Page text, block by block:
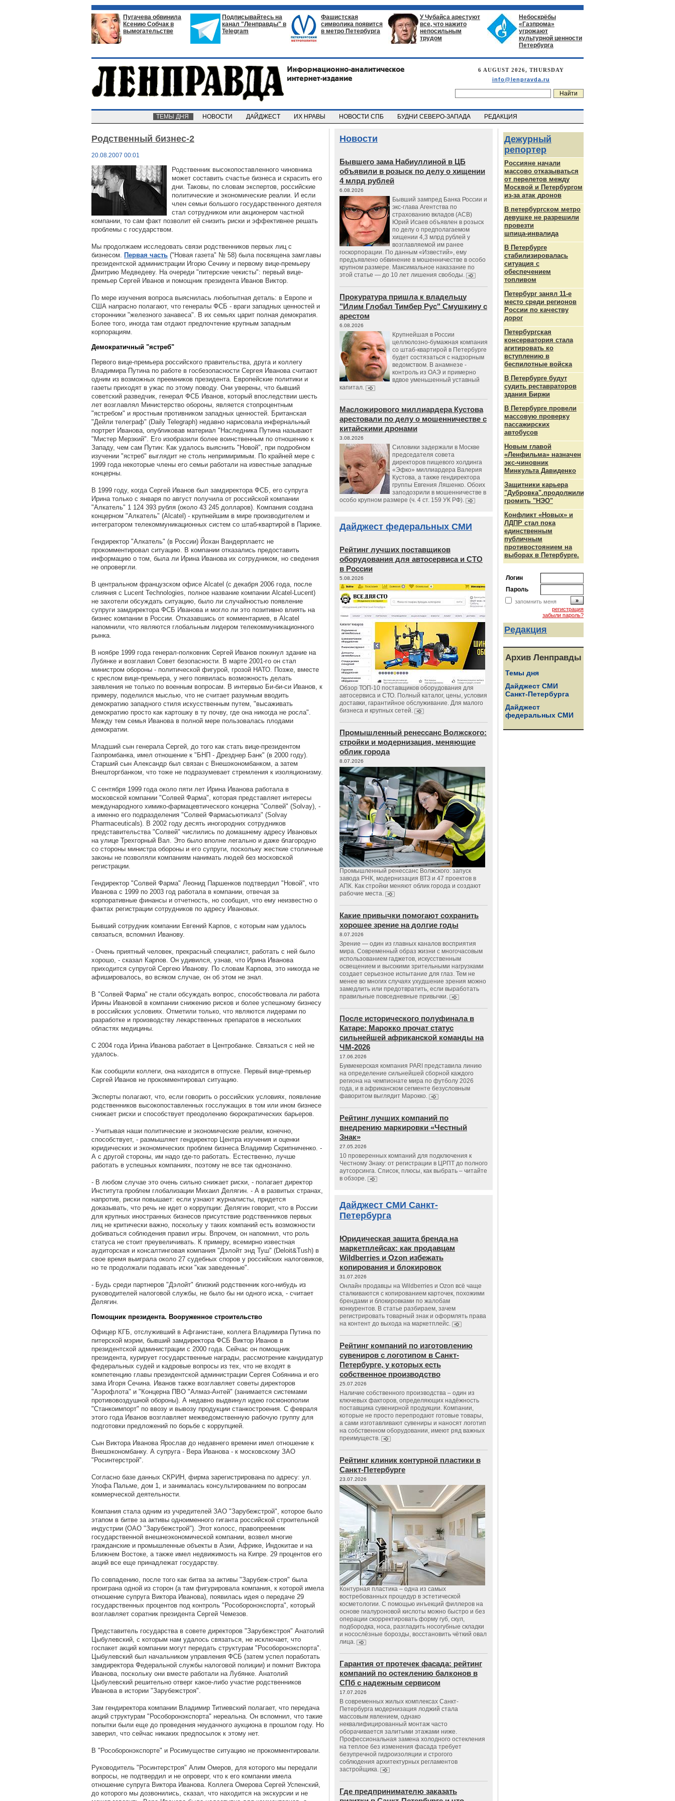
Пугачева обвинила
Ксению Собчак в
вымогательстве
Подписывайтесь на
канал "Ленправды" в
Telegram
Фашистская
символика появится
в метро Петербурга
У Чубайса арестуют
все, что нажито
непосильным
трудом
Небоскрёбы
«Газпрома»
угрожают
культурной ценности
Петербурга
6 AUGUST 2026, THURSDAY
info@lenpravda.ru
ТЕМЫ ДНЯ НОВОСТИ ДАЙДЖЕСТ ИХ НРАВЫ НОВОСТИ СПБ БУДНИ СЕВЕРО-ЗАПАДА РЕДАКЦИЯ
Родственный бизнес-2
20.08.2007 00:01
Родственник высокопоставленного чиновника
может составить счастье бизнеса и скрасить его
дни. Таковы, по словам экспертов, российские
политические и экономические реалии. И если
член семьи большого государственного деятеля
стал сотрудником или акционером частной
компании, то сам факт позволит ей снизить риски и эффективнее решать
проблемы с государством.
Мы продолжаем исследовать связи родственников первых лиц с
бизнесом. Первая часть ("Новая газета" № 58) была посвящена замглавы
президентской администрации Игорю Сечину и первому вице-премьеру
Дмитрию Медведеву. На очереди "питерские чекисты": первый вице-
премьер Сергей Иванов и помощник президента Иванов Виктор.
По мере изучения вопроса выяснилась любопытная деталь: в Европе и
США напрасно полагают, что генералы ФСБ - враги западных ценностей и
сторонники "железного занавеса". В их семьях царит полная демократия.
Более того, иногда там отдают предпочтение крупным западным
корпорациям.
Демократичный "ястреб"
Первого вице-премьера российского правительства, друга и коллегу
Владимира Путина по работе в госбезопасности Сергея Ивановасчитают
одним из возможных преемников президента. Европейские политики и
газеты приходят в ужас по этому поводу. Они уверены, что бывший
советский разведчик, генерал ФСБ Иванов, который впоследствии шесть
лет возглавлял Министерство обороны, является стопроцентным
"ястребом" и яростным противником западных ценностей. Британская
"Дейли телеграф" (Daily Telegraph) недавно нарисовала инфернальный
портрет Иванова, опубликовав материал "Наследника Путина называют
"Мистер Мерзкий". Его изобразили более воинственным по отношению к
Западу, чем сам Путин: Как удалось выяснить "Новой", при подробном
изучении "ястреб" выглядит не столь непримиримым. По крайней мере с
1999 года некоторые члены его семьи работали на известные западные
концерны.
В 1999 году, когда Сергей Иванов был замдиректора ФСБ, его супруга
Ирина только с января по август получила от российской компании
"Алкатель" 1 124 393 рубля (около 43 245 долларов). Компания создана
концерном "Алкатель" (Alcatel) - крупнейшим в мире производителем и
интегратором телекоммуникационных систем со штаб-квартирой в Париже.
Гендиректор "Алкатель" (в России) Йохан Вандерплаетс не
прокомментировал ситуацию. В компании отказались предоставить
информацию о том, была ли Ирина Иванова их сотрудником, но сведения
не опровергли.
В центральном французском офисе Alcatel (с декабря 2006 года, после
слияния с Lucent Technologies, полное название компании Alcatel-Lucent)
не захотели обсуждать ситуацию, было ли случайностью появление
супруги замдиректора ФСБ Иванова и могло ли это позитивно влиять на
бизнес компании в России. Отказавшись от комментариев, в Alcatel
напомнили, что являются глобальным лидером телекоммуникационного
рынка.
В ноябре 1999 года генерал-полковник Сергей Иванов покинул здание на
Лубянке и возглавил Совет безопасности. В марте 2001-го он стал
министром обороны - политической фигурой, грозой НАТО. Позже, вместе
с креслом вице-премьера, у него появилась возможность делать
заявления не только по военным вопросам. В интервью Би-би-си Иванов, к
примеру, поделился мыслью, что не считает разумным вводить
демократию западного стиля искусственным путем, "высаживать
демократию просто как картошку в ту почву, где она никогда не росла".
Между тем семья Иванова в полной мере пользовалась плодами
демократии.
Младший сын генерала Сергей, до того как стать вице-президентом
Газпромбанка, имел отношение к "БНП - Дрезднер Банк" (в 2000 году).
Старший сын Александр был связан с Внешэкономбанком, а затем
Внешторгбанком, что тоже не подразумевает стремления к изоляционизму.
С сентября 1999 года около пяти лет Ирина Иванова работала в
московской компании "Солвей Фарма", которая представляет интересы
международного химико-фармацевтического концерна "Солвей" (Solvay), -
а именно его подразделения "Солвей Фармасьютикалз" (Solvay
Pharmaceuticals). В 2002 году десять иногородних сотрудников
представительства "Солвей" числились по домашнему адресу Ивановых
на улице Трехгорный Вал. Это было вполне легально и даже благородно
со стороны министра обороны и его супруги, поскольку жесткие столичные
законы не позволяли компаниям нанимать людей без московской
регистрации.
Гендиректор "Солвей Фарма" Леонид Паршенков подтвердил "Новой", что
Иванова с 1999 по 2003 год работала в компании, отвечая за
корпоративные финансы и отчетность, но сообщил, что ему неизвестно о
фактах регистрации сотрудников по адресу Ивановых.
Бывший сотрудник компании Евгений Карпов, с которым нам удалось
связаться, вспомнил Иванову.
- Очень приятный человек, прекрасный специалист, работать с ней было
хорошо, - сказал Карпов. Он удивился, узнав, что Ирина Иванова
приходится супругой Сергею Иванову. По словам Карпова, это никогда не
афишировалось, во всяком случае, он об этом не знал.
В "Солвей Фарма" не стали обсуждать вопрос, способствовала ли работа
Ирины Ивановой в компании снижению рисков и более успешному бизнесу
в российских условиях. Отметили только, что являются лидерами по
разработке и производству лекарственных препаратов в нескольких
областях медицины.
С 2004 года Ирина Иванова работает в Центробанке. Связаться с ней не
удалось.
Как сообщили коллеги, она находится в отпуске. Первый вице-премьер
Сергей Иванов не прокомментировал ситуацию.
Эксперты полагают, что, если говорить о российских условиях, появление
родственников высокопоставленных госслужащих в том или ином бизнесе
снижает риски и способствует преодолению бюрократических барьеров.
- Учитывая наши политические и экономические реалии, конечно,
способствует, - размышляет гендиректор Центра изучения и оценки
юридических и экономических проблем бизнеса Владимир Скрипниченко. -
А с другой стороны, им надо где-то работать. Естественно, лучше
работать в успешных компаниях, поэтому не все так однозначно.
- В любом случае это очень сильно снижает риски, - полагает директор
Института проблем глобализации Михаил Делягин. - А в развитых странах,
напротив, риски повышает: если узнают журналисты, придется
доказывать, что речь не идет о коррупции: Делягин говорит, что в России
для крупных иностранных бизнесов присутствие родственников первых
лиц не критически важно, поскольку у таких компаний есть возможности
добиваться соблюдения правил игры. Впрочем, он напомнил, что роль
статуса не стоит преувеличивать. К примеру, всемирно известная
аудиторская и консалтинговая компания "Дэлойт энд Туш" (Deloit&Tush) в
свое время выиграла около 27 судебных споров у российских налоговиков,
но те продолжали подавать иски "как заведенные".
- Будь среди партнеров "Дэлойт" близкий родственник кого-нибудь из
руководителей налоговой службы, не было бы ни одного иска, - считает
Делягин.
Помощник президента. Вооруженное строительство
Офицер КГБ, отслуживший в Афганистане, коллега Владимира Путина по
питерской мэрии, бывший замдиректора ФСБ Виктор Иванов в
президентской администрации с 2000 года. Сейчас он помощник
президента, курирует государственные награды, рассмотрение кандидатур
федеральных судей и кадровые вопросы из тех, что не входят в
компетенцию главы президентской администрации Сергея Собянина и его
зама Игоря Сечина. Иванов также возглавляет советы директоров
"Аэрофлота" и "Концерна ПВО "Алмаз-Антей" (занимается системами
противовоздушной обороны). А недавно выдвинул идею госмонополии
"Станкоимпорт" по ввозу и вывозу продукции станкостроения. С февраля
этого года Иванов возглавляет межведомственную рабочую группу для
подготовки предложений по борьбе с коррупцией.
Сын Виктора Иванова Ярослав до недавнего времени имел отношение к
Внешэкономбанку. А супруга - Вера Иванова - к московскому ЗАО
"Росинтерстрой".
Согласно базе данных СКРИН, фирма зарегистрирована по адресу: ул.
Улофа Пальме, дом 1, и занималась консультированием по вопросам
коммерческой деятельности.
Компания стала одним из учредителей ЗАО "Зарубежстрой", которое было
этапом в битве за активы одноименного гиганта российской строительной
индустрии (ОАО "Зарубежстрой"). Этот колосс, правопреемник
государственной внешнеэкономической компании, возвел многие
гражданские и промышленные объекты в Азии, Африке, Индокитае и на
Ближнем Востоке, а также имел недвижимость на Кипре. 29 процентов его
акций все еще принадлежат государству.
По совпадению, после того как битва за активы "Зарубеж-строя" была
проиграна одной из сторон (а там фигурировала компания, к которой имела
отношение супруга Виктора Иванова), появилась идея о передаче 29
государственных процентов под контроль "Рособоронэкспорта", который
возглавляет соратник президента Сергей Чемезов.
Представитель государства в совете директоров "Зарубежстроя" Анатолий
Цыбулевский, с которым нам удалось связаться, не исключает, что
госпакет акций компании могут передать структурам "Рособоронэкспорта".
Цыбулевский был начальником управления ФСБ (затем успел поработать
замдиректора Федеральной службы налоговой полиции) и помнит Виктора
Иванова, поскольку они вместе работали на Лубянке. Анатолий
Цыбулевский решительно отверг какое-либо участие родственников
Иванова в истории "Зарубежстроя".
Зам гендиректора компании Владимир Титиевский полагает, что передача
акций структурам "Рособоронэкспорта" нереальна. Он вспомнил, что такие
попытки были еще до проведения неудачного аукциона в прошлом году. Но
заверил, что сейчас никаких предпосылок к этому нет.
В "Рособоронэкспорте" и Росимуществе ситуацию не прокомментировали.
Руководитель "Росинтерстроя" Алим Омеров, для которого мы передали
вопросы, не подтвердил и не опроверг, что к его компании имела
отношение супруга Виктора Иванова. Коллега Омерова Сергей Успенский,
до которого мы дозвонились, сказал, что находится на экскурсии и не
Новости
Бывшего зама Набиуллиной в ЦБ
объявили в розыск по делу о хищении
4 млрд рублей
6.08.2026
Бывший зампред Банка России и
экс-глава Агентства по
страхованию вкладов (АСВ)
Юрий Исаев объявлен в розыск
по делу о предполагаемом
хищении 4,3 млрд рублей у
возглавляемой им ранее
госкорпорации. По данным «Известий», ему
предъявлено обвинение в мошенничестве в особо
крупном размере. Максимальное наказание по
этой статье — до 10 лет лишения свободы.
Прокуратура пришла к владельцу
"Илим Глобал Тимбер Рус" Смушкину с
арестом
6.08.2026
Крупнейшая в России
целлюлозно-бумажная компания
со штаб-квартирой в Петербурге
будет состязаться с надзорным
ведомством. В анамнезе -
контроль из ОАЭ и примерно
вдвое уменьшенный уставный
капитал.
Масложирового миллиардера Кустова
арестовали по делу о мошенничестве с
китайскими дронами
3.08.2026
Силовики задержали в Москве
председателя совета
директоров пищевого холдинга
«Эфко» миллиардера Валерия
Кустова, а также гендиректора
группы Евгения Ляшенко. Обоих
заподозрили в мошенничестве в
особо крупном размере (ч. 4 ст. 159 УК РФ).
Дайджест федеральных СМИ
Рейтинг лучших поставщиков
оборудования для автосервиса и СТО
в России
5.08.2026
Обзор ТОП-10 поставщиков оборудования для
автосервиса и СТО. Полный каталог, цены, условия
доставки, гарантийное обслуживание. Для малого
бизнеса и крупных сетей.
Промышленный ренессанс Волжского:
стройки и модернизация, меняющие
облик города
8.07.2026
Промышленный ренессанс Волжского: запуск
завода РНК, модернизация ВТЗ и 47 проектов в
АПК. Как стройки меняют облик города и создают
рабочие места.
Какие привычки помогают сохранить
хорошее зрение на долгие годы
8.07.2026
Зрение — один из главных каналов восприятия
мира. Современный образ жизни с многочасовым
использованием гаджетов, искусственным
освещением и высокими зрительными нагрузками
создает серьезное испытание для глаз. Тем не
менее во многих случаях ухудшение зрения можно
замедлить или предотвратить, если выработать
правильные повседневные привычки.
После исторического полуфинала в
Катаре: Марокко прочат статус
сильнейшей африканской команды на
ЧМ-2026
17.06.2026
Букмекерская компания PARI представила линию
на определение сильнейшей сборной каждого
региона на чемпионате мира по футболу 2026
года, и в африканском сегменте безусловным
фаворитом выглядит Марокко.
Рейтинг лучших компаний по
внедрению маркировки «Честный
Знак»
27.05.2026
10 проверенных компаний для подключения к
Честному Знаку: от регистрации в ЦРПТ до полного
аутсорсинга. Список, плюсы, как выбрать – читайте
в обзоре.
Дайджест СМИ Санкт-
Петербурга
Юридическая защита бренда на
маркетплейсах: как продавцам
Wildberries и Ozon избежать
копирования и блокировок
31.07.2026
Онлайн продавцы на Wildberries и Ozon всё чаще
сталкиваются с копированием карточек, похожими
брендами и блокировками по жалобам
конкурентов. В статье разбираем, зачем
регистрировать товарный знак и оформлять права
на контент до выхода на маркетплейс.
Рейтинг компаний по изготовлению
сувениров с логотипом в Санкт-
Петербурге, у которых есть
собственное производство
25.07.2026
Наличие собственного производства – один из
ключевых факторов, определяющих надёжность
поставщика сувенирной продукции. Компании,
которые не просто перепродают готовые товары,
а сами изготавливают сувениры и наносят логотип
на собственном оборудовании, имеют ряд важных
преимуществ.
Рейтинг клиник контурной пластики в
Санкт-Петербурге
23.07.2026
Контурная пластика – одна из самых
востребованных процедур в эстетической
косметологии. С помощью инъекций филлеров на
основе гиалуроновой кислоты можно быстро и без
операции скорректировать форму губ, скул,
подбородка, носа, разгладить носогубные складки
и носослёзные борозды, восстановить чёткий овал
лица.
Гарантия от протечек фасада: рейтинг
компаний по остеклению балконов в
СПб с надежным сервисом
17.07.2026
В современных жилых комплексах Санкт-
Петербурга модернизация лоджий стала
массовым явлением, однако
неквалифицированный монтаж часто
оборачивается залитыми этажами ниже.
Профессиональная замена холодного остекления
на теплое без изменения фасада требует
безупречной гидроизоляции и строгого
соблюдения архитектурных регламентов
застройщика.
Где предпринимателю заказать
Дежурный
репортер
Россияне начали
массово отказываться
от перелетов между
Москвой и Петербургом
из-за атак дронов
В петербургском метро
девушке не разрешили
провезти
шпица‑инвалида
В Петербурге
стабилизировалась
ситуация с
обеспечением
топливом
Петербург занял 11-е
место среди регионов
России по качеству
дорог
Петербургская
консерватория стала
агитировать ко
вступлению в
беспилотные войска
В Петербурге будут
судить реставраторов
здания Биржи
В Петербурге провели
массовую проверку
пассажирских
автобусов
Новым главой
«Ленфильма» назначен
экс-чиновник
Минкульта Давиденко
Защитники карьера
"Дубровка".продолжили
громить "НЭО"
Конфликт «Новых» и
ЛДПР стал пока
единственным
публичным
противостоянием на
выборах в Петербурге.
Логин
Пароль
запомнить меня
регистрация
забыли пароль?
Редакция
Архив Ленправды
Темы дня
Дайджест СМИ
Санкт-Петербурга
Дайджест
федеральных СМИ